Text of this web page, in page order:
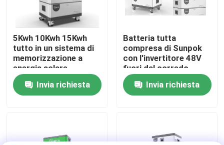
Chi Siamo
Visita alla fabbrica
Controllo della qualità
Notizie
5Kwh 10Kwh 15Kwh
tutto in un sistema di
memorizzazione a
energia solare
flessibile e
convenienteInvia richiesta
Batteria tutta
compresa di Sunpok
con l'invertitore 48V
fuori dal corredo
solare tutto compreso
del sistema solare del
generatore di griglia
Invia richiesta